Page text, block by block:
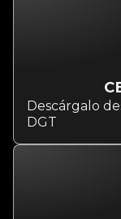
Descárgalo
DGT